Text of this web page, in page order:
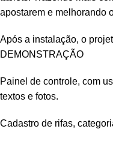
apostarem e melhorando
Após a instalação, o
DEMONSTRAÇÃO
Painel de controle, com
textos e fotos.
Cadastro de rifas,